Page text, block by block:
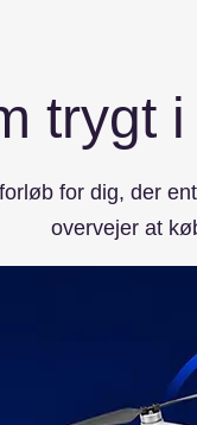
trygt
for dig, der
overvejer at